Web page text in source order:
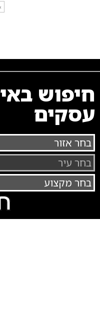
חיפוש
עסקים